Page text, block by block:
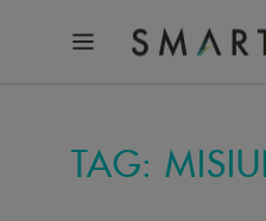
TAG: